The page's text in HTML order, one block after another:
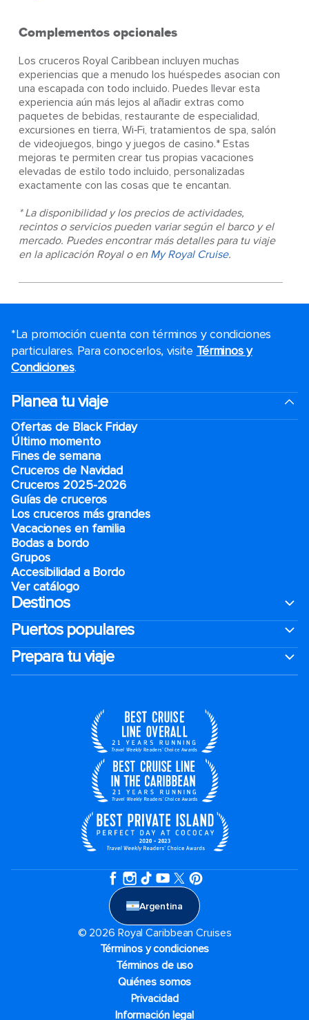
Complementos opcionales
Los cruceros Royal Caribbean incluyen muchas
experiencias que a menudo los huéspedes asocian con
una escapada con todo incluido. Puedes llevar esta
experiencia aún más lejos al añadir extras como
paquetes de bebidas, restaurante de especialidad,
excursiones en tierra, Wi‑Fi, tratamientos de spa, salón
de videojuegos, bingo y juegos de casino.* Estas
mejoras te permiten crear tus propias vacaciones
elevadas de estilo todo incluido, personalizadas
exactamente con las cosas que te encantan.
* La disponibilidad y los precios de actividades,
recintos o servicios pueden variar según el barco y el
mercado. Puedes encontrar más detalles para tu viaje
en la aplicación Royal o en My Royal Cruise.
*La promoción cuenta con términos y condiciones
particulares. Para conocerlos, visite Términos y
Condiciones.
Planea tu viaje
Ofertas de Black Friday
Último momento
Fines de semana
Cruceros de Navidad
Cruceros 2025-2026
Guías de cruceros
Los cruceros más grandes
Vacaciones en familia
Bodas a bordo
Grupos
Accesibilidad a Bordo
Ver catálogo
Destinos
Puertos populares
Prepara tu viaje
Argentina
© 2026 Royal Caribbean Cruises
Términos y condiciones
Términos de uso
Quiénes somos
Privacidad
Información legal